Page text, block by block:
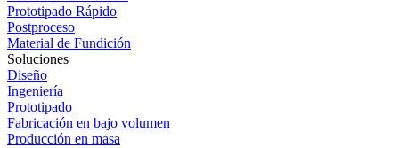
Prototipado Rápido
Postproceso
Material de Fundición
Soluciones
Diseño
Ingeniería
Prototipado
Fabricación en bajo volumen
Producción en masa